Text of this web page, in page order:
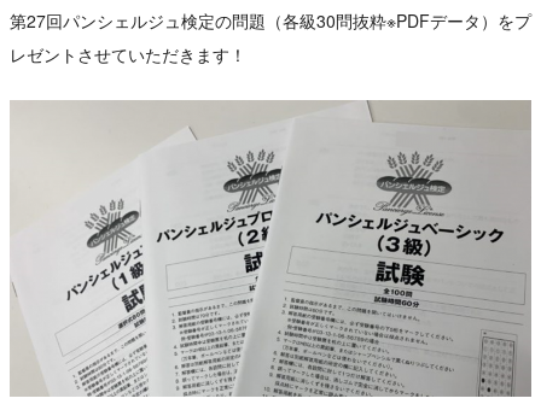
第27回パンシェルジュ検定の問題（各級30問抜粋※PDFデータ）をプ
レゼントさせていただきます！